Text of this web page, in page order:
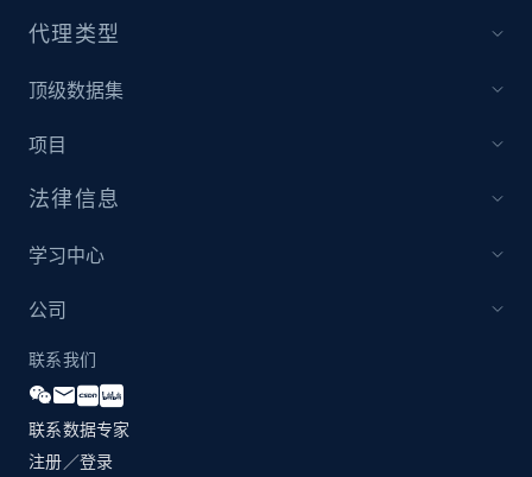
products from Brands URLs
Title, Seller name, Brand, Description, Initial
more.
Home Depot US
URL, Domain, Country code, Model number,
代理类型
顶级数据集
项目
法律信息
学习中心
公司
联系我们
联系数据专家
注册／登录